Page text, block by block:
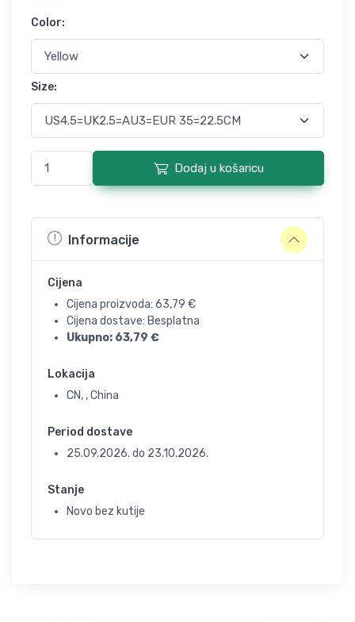
Color:
Size:
Dodaj u košaricu
Informacije
Cijena
Cijena proizvoda: 63,79 €
Cijena dostave: Besplatna
Ukupno: 63,79 €
Lokacija
CN, , China
Period dostave
25.09.2026. do 23.10.2026.
Stanje
Novo bez kutije